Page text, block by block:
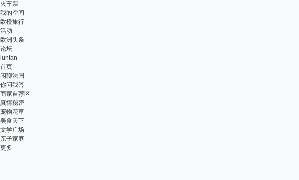
火车票
我的空间
欧橙旅行
活动
欧洲头条
论坛
luntan
首页
闲聊法国
你问我答
商家自荐区
真情秘密
宠物花草
美食天下
文学广场
亲子家庭
更多